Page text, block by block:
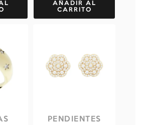
AÑADIR AL
CARRITO
PENDIENTES